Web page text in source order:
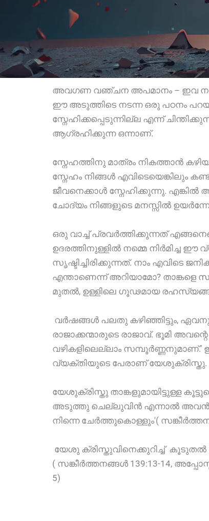
അവഗണ വഞ്ചന അപമാനം – ഇവ
ഈ അടുത്തിടെ നടന്ന ഒരു പഠനം
സ്നേഹിക്കപ്പെടുന്നില്ല എന്ന്
ആഗ്രഹിക്കുന്ന ഒന്നാണ്.
സ്നേഹത്തിനു മാത്രം നികത്താൻ
സ്നേഹം നിങ്ങൾ എവിടെയെങ്കിലും
ജീവനെക്കാൾ സ്നേഹിക്കുന്നു.
ചോദ്യം നിങ്ങളുടെ മനസ്സിൽ
ഒരു വാച്ച് പ്രവർത്തിക്കുന്നത്
ഉദരത്തിനുള്ളിൽ നമ്മെ
സൃഷ്ടിച്ചിരിക്കുന്നത്. നാം എവിടെ
എന്താണെന്ന് അറിയാമോ? താങ്കളെ
മുതൽ, ഉള്ളിലെ ഗൂഢമായ
വർഷങ്ങൾ പലതു കഴിഞ്ഞിട്ടും,
രാജാക്കന്മാരുടെ രാജാവ്. ഭൂമി
വഴികളിലെല്ലാം
വ്യക്തിയുടെ പേരാണ് യേശുക്രിസ്തു.
യേശുക്രിസ്തു താങ്കളുമായിട്ടുള്ള
അടുത്തു ചെല്ലുവിൻ എന്നാൽ അവൻ
നിന്നെ ചേർത്തുകൊള്ളും'(
യേശു ക്രിസ്തുവിനെക്കുറിച്ച് കൂടുതൽ
( സങ്കീർത്തനങ്ങൾ 139:13-14,
5)